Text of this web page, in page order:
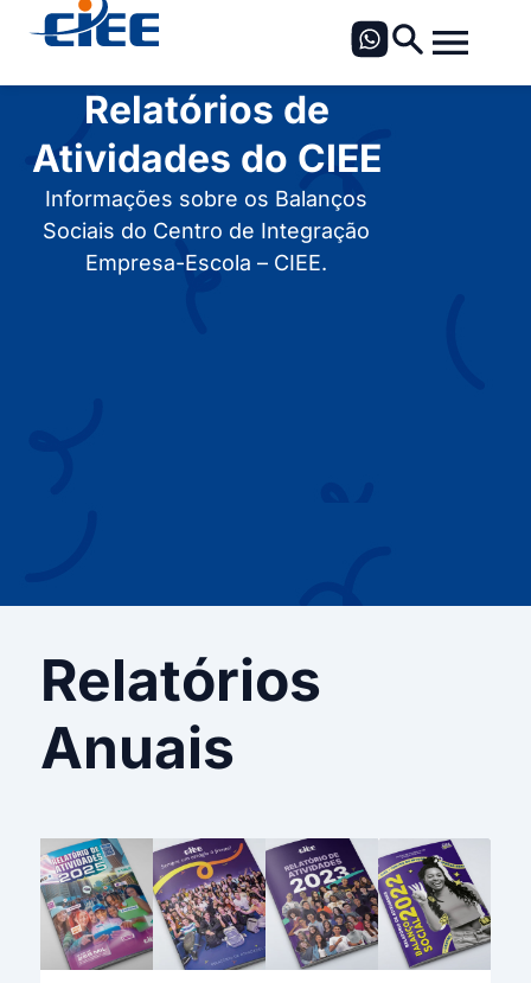
Relatórios de
Atividades do CIEE​
Informações sobre os Balanços
Sociais do Centro de Integração
Empresa-Escola – CIEE.
Relatórios
Anuais